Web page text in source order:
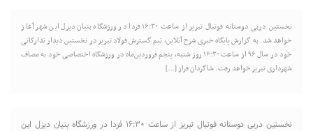
نخستین دربی دوستانه فوتبال تبریز از ساعت ۱۶:۳۰ فردا در ورزشگاه بنیان دیزل این شهر آغاز
خواهد شد. به گزارش پایگاه خبری شرح آنلاین، تیم گسترش فولاد تبریز در نخستین دیدار تدارکاتی
خود در سال ۹۶ از ساعت ۱۶:۳۰ روز شنبه، پنجم فروردین‌ماه در ورزشگاه اختصاصی خود به مصاف
شهرداری تبریز خواهد رفت. شاگردان فراز […]
نخستین دربی دوستانه فوتبال تبریز از ساعت ۱۶:۳۰ فردا در ورزشگاه بنیان دیزل این